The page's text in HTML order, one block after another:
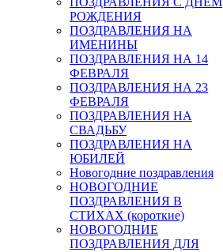
РОЖДЕНИЯ
ПОЗДРАВЛЕНИЯ НА
ИМЕНИНЫ
ПОЗДРАВЛЕНИЯ НА 14
ФЕВРАЛЯ
ПОЗДРАВЛЕНИЯ НА 23
ФЕВРАЛЯ
ПОЗДРАВЛЕНИЯ НА
СВАДЬБУ
ПОЗДРАВЛЕНИЯ НА
ЮБИЛЕЙ
Новогодние поздравления
НОВОГОДНИЕ
ПОЗДРАВЛЕНИЯ В
СТИХАХ (короткие)
НОВОГОДНИЕ
ПОЗДРАВЛЕНИЯ ДЛЯ